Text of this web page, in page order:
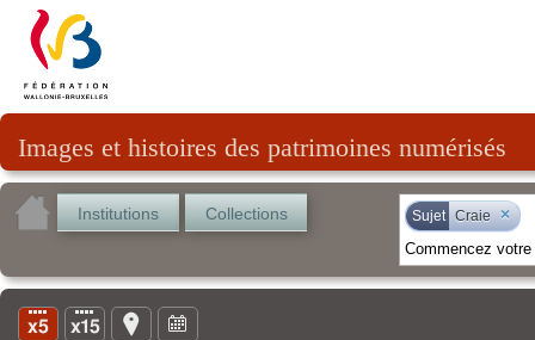
Images et histoires des patrimoines numérisés
Institutions Collections Sujet Craie ×